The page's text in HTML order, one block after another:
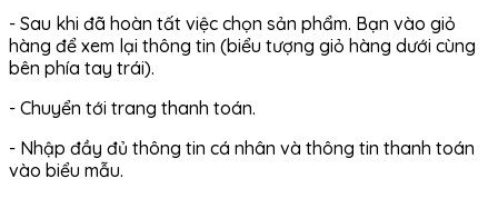
- Sau khi đã hoàn tất việc chọn sản phẩm. Bạn vào giỏ
hàng để xem lại thông tin (biểu tượng giỏ hàng dưới cùng
bên phía tay trái).
- Chuyển tới trang thanh toán.
- Nhập đầy đủ thông tin cá nhân và thông tin thanh toán
vào biểu mẫu.